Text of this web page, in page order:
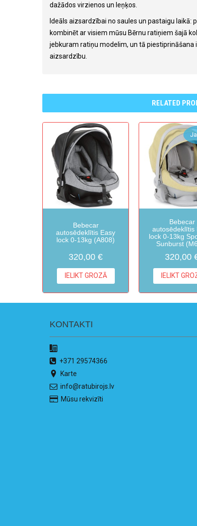
dažādos virzienos un leņķos.
Ideāls aizsardzībai no saules un pastaigu laikā:
kombinēt ar visiem mūsu Bērnu ratiņiem šajā
jebkuram ratiņu modelim, un tā piestiprināšana
aizsardzību.
RELATED
Bebecar
autosēdeklītis Easy
lock 0-13kg (A808)
320,00 €
IELIKT GROZĀ
Bebecar
autosēdeklītis
lock 0-13kg
Sunburst
320,00
IELIKT
KONTAKTI
+371 29574366
Karte
info@ratubirojs.lv
Mūsu rekvizīti